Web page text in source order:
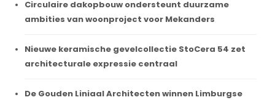
Circulaire dakopbouw ondersteunt duurzame
ambities van woonproject voor Mekanders
Nieuwe keramische gevelcollectie StoCera 54 zet
architecturale expressie centraal
De Gouden Liniaal Architecten winnen Limburgse